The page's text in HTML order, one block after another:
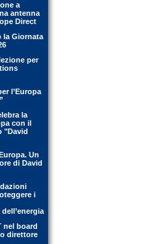
a
antenna
Direct
la Giornata
per
l’Europa
la
con il
"David
Un
di David
i
nel board
direttore